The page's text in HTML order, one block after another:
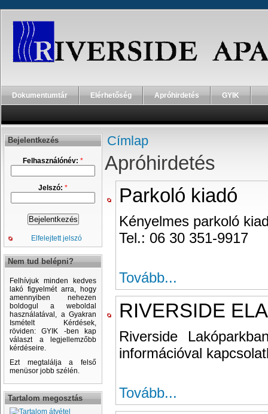
Dokumentumtár Elérhetőség Apróhirdetés GYIK
Bejelentkezés
Felhasználónév: *
Jelszó: *
Elfelejtett jelszó
Nem tud belépni?
Felhívjuk minden kedves
lakó figyelmét arra, hogy
amennyiben nehezen
boldogul a weboldal
használatával, a Gyakran
Ismételt Kérdések,
röviden: GYIK -ben kap
választ a legjellemzőbb
kérdéseire.
Ezt megtalálja a felső
menüsor jobb szélén.
Tartalom megosztás
Címlap
Apróhirdetés
Parkoló kiadó
Kényelmes parkoló
Tel.: 06 30 351-9917
Tovább...
RIVERSIDE
Riverside
információval
Tovább...